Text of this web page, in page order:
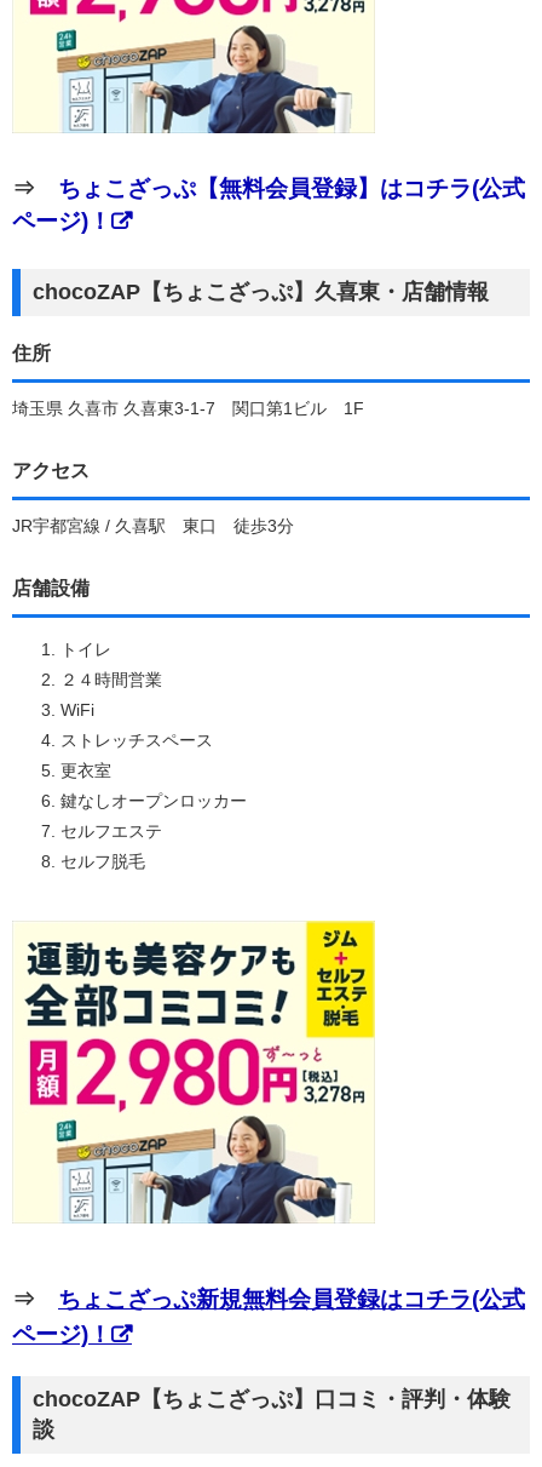
⇒ ちょこざっぷ【無料会員登録】はコチラ(公式
ページ)！
chocoZAP【ちょこざっぷ】久喜東・店舗情報
住所
埼玉県 久喜市 久喜東3-1-7 関口第1ビル 1F
アクセス
JR宇都宮線 / 久喜駅 東口 徒歩3分
店舗設備
トイレ
２４時間営業
WiFi
ストレッチスペース
更衣室
鍵なしオープンロッカー
セルフエステ
セルフ脱毛
⇒ ちょこざっぷ新規無料会員登録はコチラ(公式
ページ)！
chocoZAP【ちょこざっぷ】口コミ・評判・体験
談